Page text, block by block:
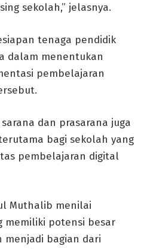
sekolah,” jelasnya.
tenaga pendidik
dalam menentukan
pembelajaran
dan prasarana juga
bagi sekolah yang
pembelajaran digital
Muthalib menilai
memiliki potensi besar
menjadi bagian dari